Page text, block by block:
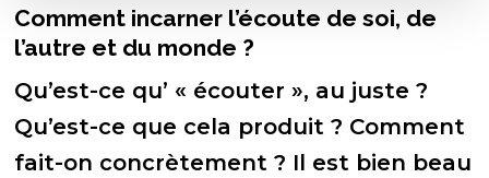
Comment incarner l’écoute de soi, de
l’autre et du monde ?
Qu’est-ce qu’ « écouter », au juste ?
Qu’est-ce que cela produit ? Comment
fait-on concrètement ? Il est bien beau